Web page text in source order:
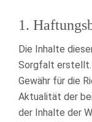
1.
Die Inhalte
Sorgfalt erstellt.
Gewähr für die
Aktualität der
der Inhalte der